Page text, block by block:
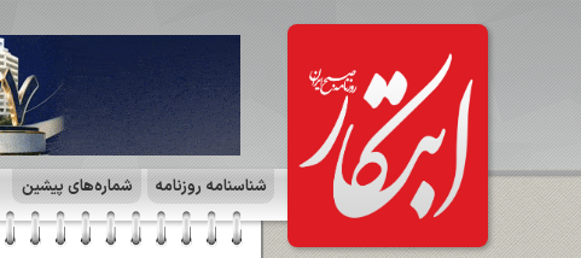
شناسنامه روزنامه شماره‌های پیشین